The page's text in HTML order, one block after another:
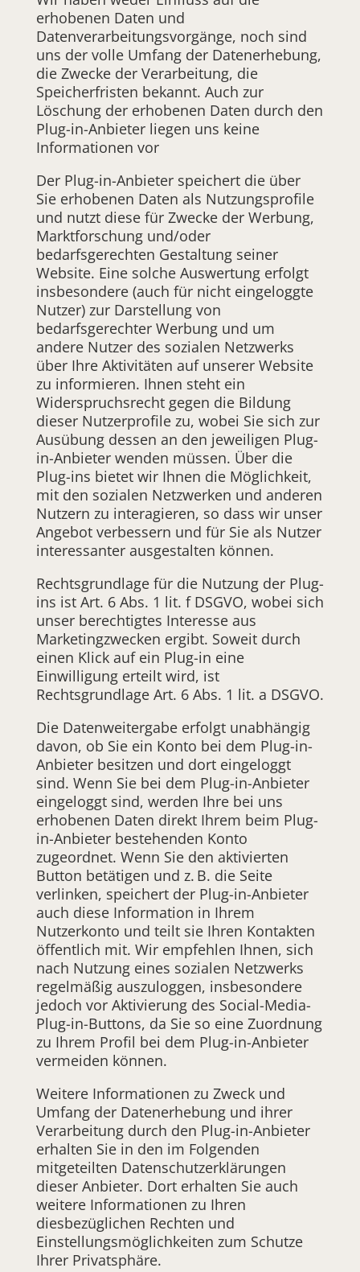
erhobenen Daten und
Datenverarbeitungsvorgänge, noch sind
uns der volle Umfang der Datenerhebung,
die Zwecke der Verarbeitung, die
Speicherfristen bekannt. Auch zur
Löschung der erhobenen Daten durch den
Plug-in-Anbieter liegen uns keine
Informationen vor
Der Plug-in-Anbieter speichert die über
Sie erhobenen Daten als Nutzungsprofile
und nutzt diese für Zwecke der Werbung,
Marktforschung und/oder
bedarfsgerechten Gestaltung seiner
Website. Eine solche Auswertung erfolgt
insbesondere (auch für nicht eingeloggte
Nutzer) zur Darstellung von
bedarfsgerechter Werbung und um
andere Nutzer des sozialen Netzwerks
über Ihre Aktivitäten auf unserer Website
zu informieren. Ihnen steht ein
Widerspruchsrecht gegen die Bildung
dieser Nutzerprofile zu, wobei Sie sich zur
Ausübung dessen an den jeweiligen Plug-
in-Anbieter wenden müssen. Über die
Plug-ins bietet wir Ihnen die Möglichkeit,
mit den sozialen Netzwerken und anderen
Nutzern zu interagieren, so dass wir unser
Angebot verbessern und für Sie als Nutzer
interessanter ausgestalten können.
Rechtsgrundlage für die Nutzung der Plug-
ins ist Art. 6 Abs. 1 lit. f DSGVO, wobei sich
unser berechtigtes Interesse aus
Marketingzwecken ergibt. Soweit durch
einen Klick auf ein Plug-in eine
Einwilligung erteilt wird, ist
Rechtsgrundlage Art. 6 Abs. 1 lit. a DSGVO.
Die Datenweitergabe erfolgt unabhängig
davon, ob Sie ein Konto bei dem Plug-in-
Anbieter besitzen und dort eingeloggt
sind. Wenn Sie bei dem Plug-in-Anbieter
eingeloggt sind, werden Ihre bei uns
erhobenen Daten direkt Ihrem beim Plug-
in-Anbieter bestehenden Konto
zugeordnet. Wenn Sie den aktivierten
Button betätigen und z. B. die Seite
verlinken, speichert der Plug-in-Anbieter
auch diese Information in Ihrem
Nutzerkonto und teilt sie Ihren Kontakten
öffentlich mit. Wir empfehlen Ihnen, sich
nach Nutzung eines sozialen Netzwerks
regelmäßig auszuloggen, insbesondere
jedoch vor Aktivierung des Social-Media-
Plug-in-Buttons, da Sie so eine Zuordnung
zu Ihrem Profil bei dem Plug-in-Anbieter
vermeiden können.
Weitere Informationen zu Zweck und
Umfang der Datenerhebung und ihrer
Verarbeitung durch den Plug-in-Anbieter
erhalten Sie in den im Folgenden
mitgeteilten Datenschutzerklärungen
dieser Anbieter. Dort erhalten Sie auch
weitere Informationen zu Ihren
diesbezüglichen Rechten und
Einstellungsmöglichkeiten zum Schutze
Ihrer Privatsphäre.